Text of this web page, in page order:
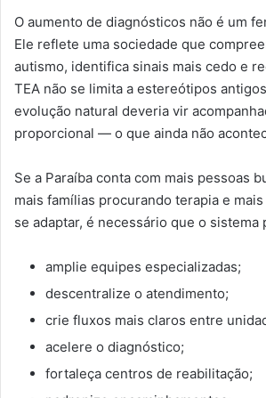
O aumento de diagnósticos não é um
Ele reflete uma sociedade que
autismo, identifica sinais mais cedo e
TEA não se limita a estereótipos
evolução natural deveria vir
proporcional — o que ainda não
Se a Paraíba conta com mais pessoas
mais famílias procurando terapia e
se adaptar, é necessário que o sistema
amplie equipes especializadas;
descentralize o atendimento;
crie fluxos mais claros entre
acelere o diagnóstico;
fortaleça centros de reabilitação;